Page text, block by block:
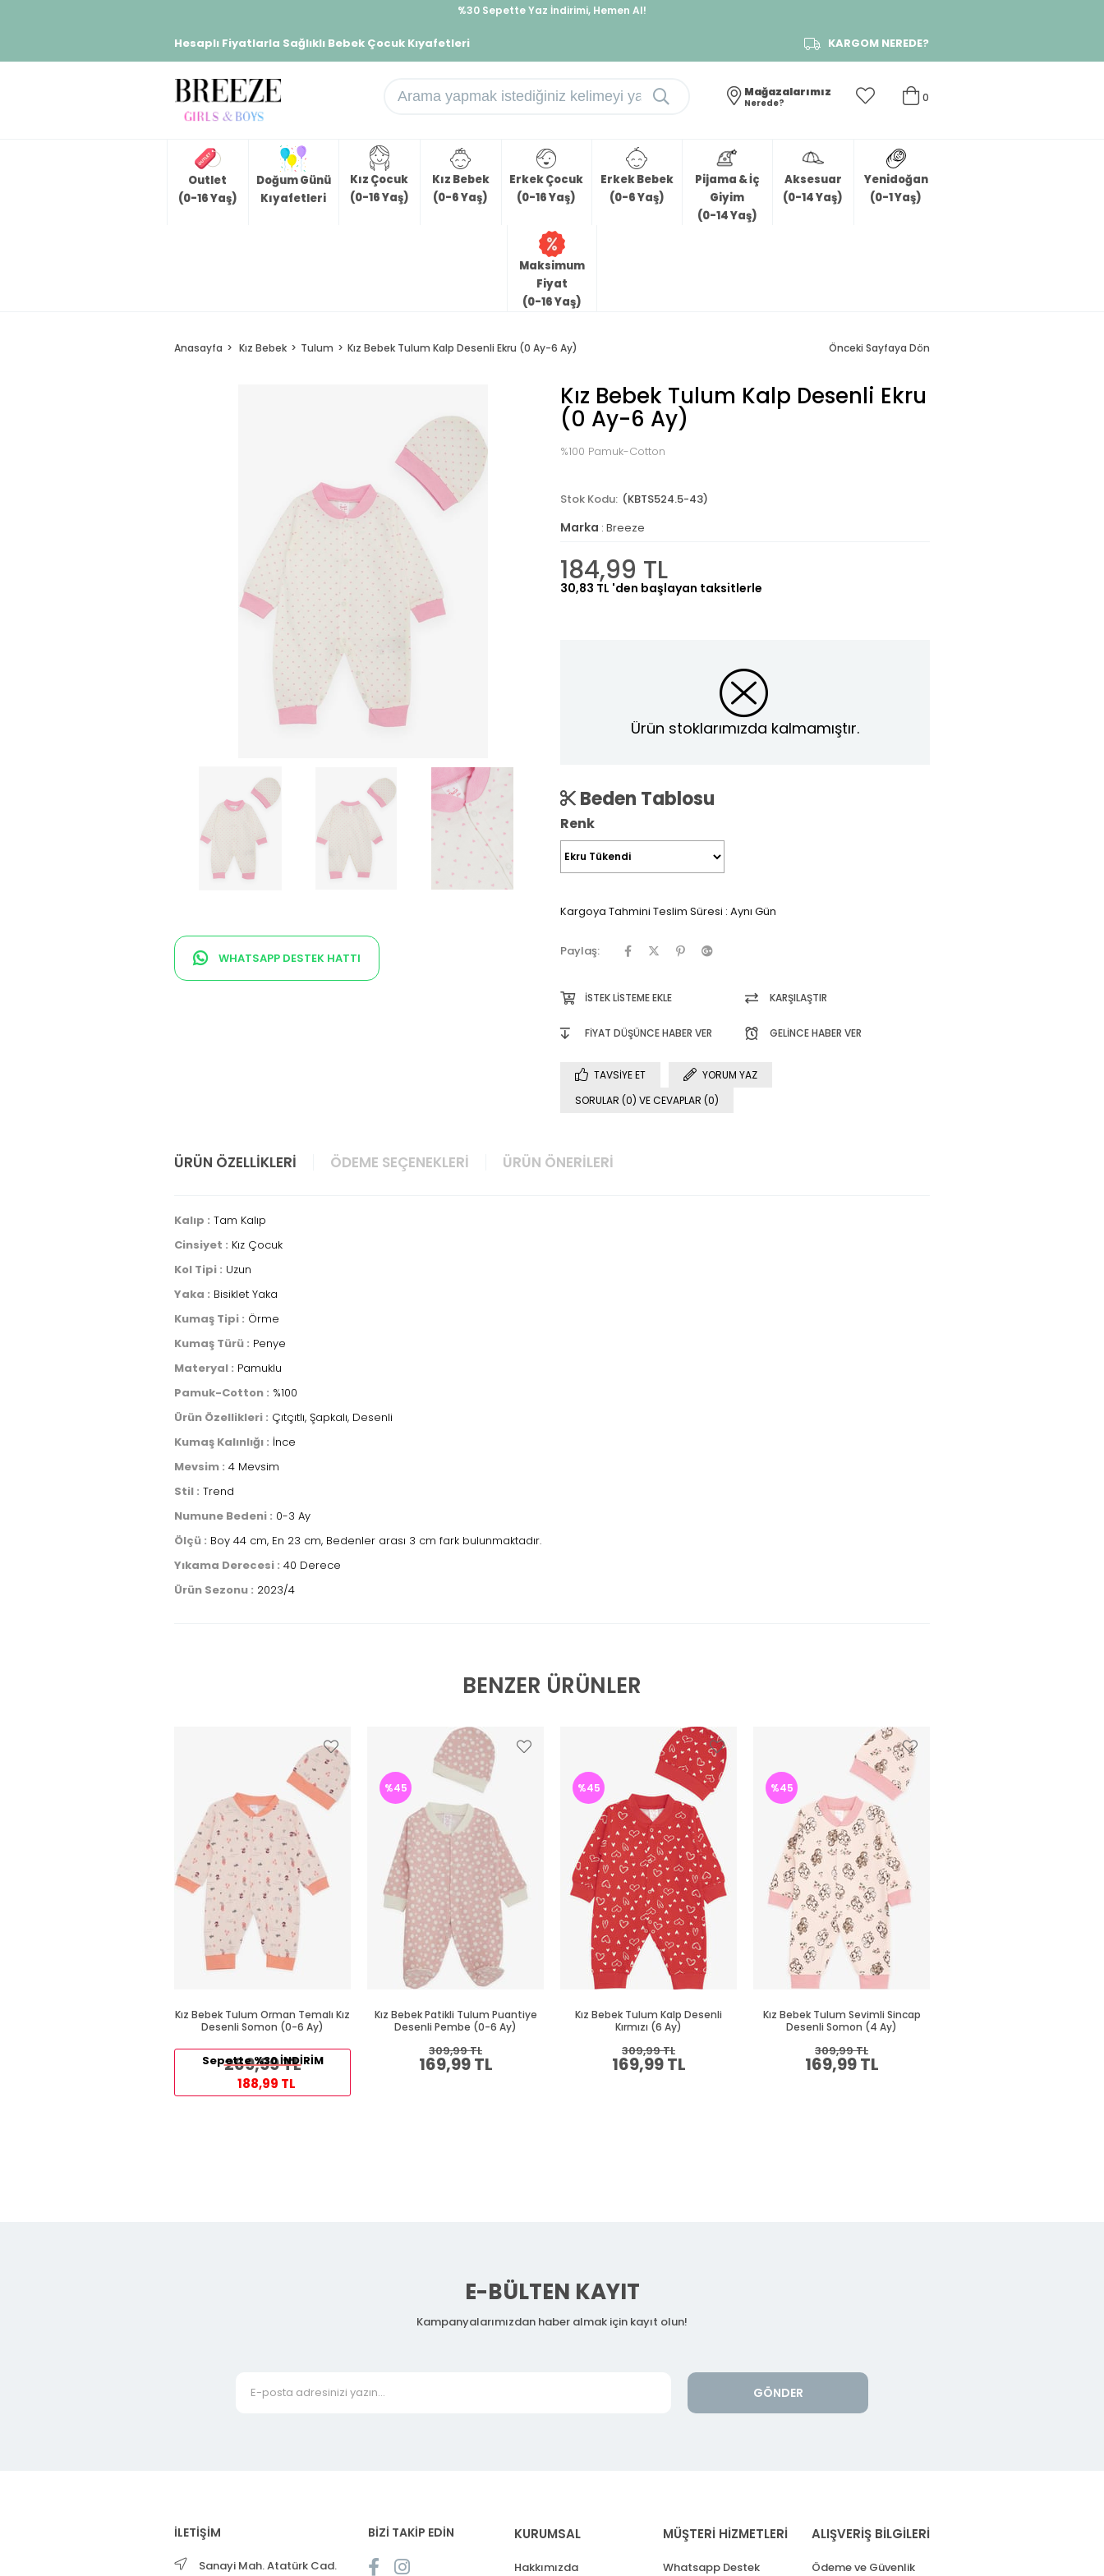
%30 Sepette Yaz İndirimi, Hemen Al!
Hesaplı Fiyatlarla Sağlıklı Bebek Çocuk Kıyafetleri KARGOM NEREDE?
0
Mağazalarımız
Nerede?
Outlet
(0-16 Yaş)
Doğum Günü
Kıyafetleri
Kız Çocuk
(0-16 Yaş)
Kız Bebek
(0-6 Yaş)
Erkek Çocuk
(0-16 Yaş)
Erkek Bebek
(0-6 Yaş)
Pijama & İç
Giyim
(0-14 Yaş)
Aksesuar
(0-14 Yaş)
Yenidoğan
(0-1 Yaş)
Maksimum
Fiyat
(0-16 Yaş)
Anasayfa Kız Bebek Tulum Kız Bebek Tulum Kalp Desenli Ekru (0 Ay-6 Ay) Önceki Sayfaya Dön
WHATSAPP DESTEK HATTI
Kız Bebek Tulum Kalp Desenli Ekru
(0 Ay-6 Ay)
%100 Pamuk-Cotton
(KBTS524.5-43)
Marka : Breeze
184,99 TL
30,83 TL 'den başlayan taksitlerle
Ürün stoklarımızda kalmamıştır.
Beden Tablosu
Renk
Kargoya Tahmini Teslim Süresi : Aynı Gün
Paylaş:
İSTEK LISTEME EKLE KARŞILAŞTIR
FIYAT DÜŞÜNCE HABER VER GELINCE HABER VER
TAVSIYE ET
YORUM YAZ
SORULAR (0) VE CEVAPLAR (0)
ÜRÜN ÖZELLIKLERI ÖDEME SEÇENEKLERI ÜRÜN ÖNERILERI
Kalıp : Tam Kalıp
Cinsiyet : Kız Çocuk
Kol Tipi : Uzun
Yaka : Bisiklet Yaka
Kumaş Tipi : Örme
Kumaş Türü : Penye
Materyal : Pamuklu
Pamuk-Cotton : %100
Ürün Özellikleri : Çıtçıtlı, Şapkalı, Desenli
Kumaş Kalınlığı : İnce
Mevsim : 4 Mevsim
Stil : Trend
Numune Bedeni : 0-3 Ay
Ölçü : Boy 44 cm, En 23 cm, Bedenler arası 3 cm fark bulunmaktadır.
Yıkama Derecesi : 40 Derece
Ürün Sezonu : 2023/4
BENZER ÜRÜNLER
Kız Bebek Tulum Orman Temalı Kız
Desenli Somon (0-6 Ay)
269,99 TL
Sepette %30 İNDİRİM
188,99 TL
Kız Bebek Patikli Tulum Puantiye
Desenli Pembe (0-6 Ay)
169,99 TL
309,99 TL
%45
Kız Bebek Tulum Kalp Desenli
Kırmızı (6 Ay)
169,99 TL
309,99 TL
%45
Kız Bebek Tulum Sevimli Sincap
Desenli Somon (4 Ay)
169,99 TL
309,99 TL
%45
E-BÜLTEN KAYIT
Kampanyalarımızdan haber almak için kayıt olun!
GÖNDER
İLETİŞİM
Sanayi Mah. Atatürk Cad.
BİZİ TAKİP EDİN KURUMSAL
Hakkımızda
MÜŞTERİ HİZMETLERİ
Whatsapp Destek
ALIŞVERİŞ BİLGİLERİ
Ödeme ve Güvenlik